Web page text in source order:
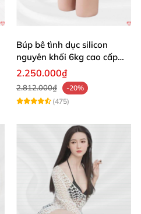
Búp bê tình dục silicon
nguyên khối 6kg cao cấp
giá rẻ sexy gợi cảm
2.250.000₫
2.812.000₫
-20%
(475)